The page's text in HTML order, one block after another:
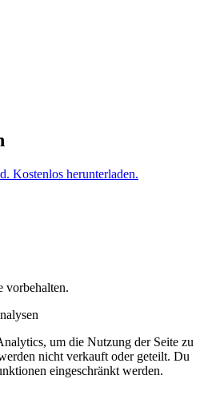
Kostenlos herunterladen.
um die Nutzung der Seite zu
nicht verkauft oder geteilt. Du
eingeschränkt werden.